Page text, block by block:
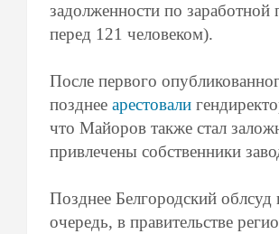
задолженности по
перед 121 человеком).
После первого
позднее арестовали
что Майоров также стал
привлечены собственники
Позднее Белгородский
очередь, в правительстве